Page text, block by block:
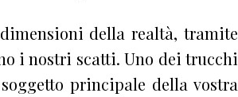
della realtà, tramite
i nostri scatti. Uno dei trucchi
principale della vostra